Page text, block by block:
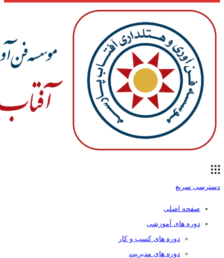
دسترسی سریع
صفحه اصلی
دوره های آموزشی
دوره های کسب و کار
دوره های مدیریت